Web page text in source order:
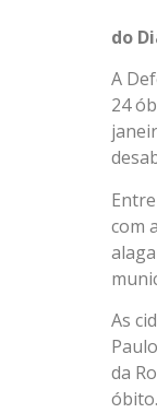
do
A
24
com
As
da